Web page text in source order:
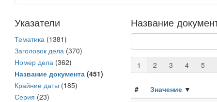
Указатели
Тематика (1381)
Заголовок дела (370)
Номер дела (362)
Название документа (451)
Крайние даты (185)
Серия (23)
Название
1 2 3 4 5
# Значение ▼